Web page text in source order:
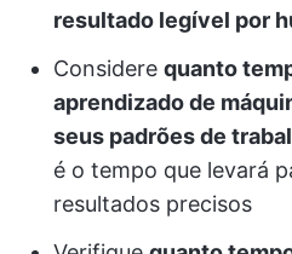
resultado legível por
Considere quanto
aprendizado de
seus padrões de
é o tempo que levará
resultados precisos